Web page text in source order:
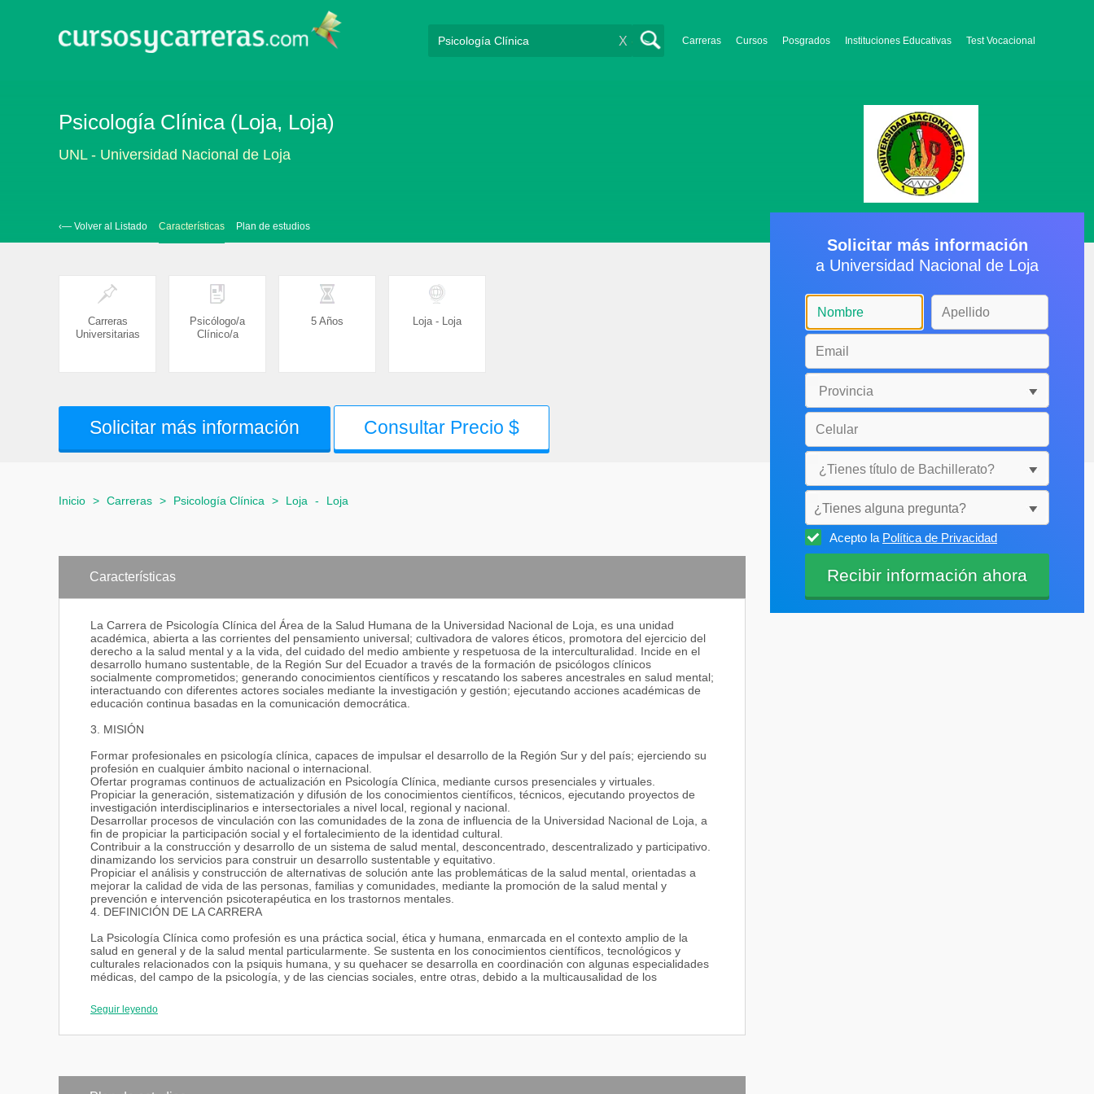
Carreras Cursos Posgrados Instituciones Educativas Test Vocacional
X
Psicología Clínica (Loja, Loja)
UNL - Universidad Nacional de Loja
‹— Volver al Listado Características Plan de estudios
Carreras
Universitarias
Psicólogo/a
Clínico/a
5 Años Loja - Loja
Solicitar más información Consultar Precio $
Inicio > Carreras > Psicología Clínica > Loja - Loja
Características
La Carrera de Psicología Clínica del Área de la Salud Humana de la Universidad Nacional de Loja, es una unidad
académica, abierta a las corrientes del pensamiento universal; cultivadora de valores éticos, promotora del ejercicio del
derecho a la salud mental y a la vida, del cuidado del medio ambiente y respetuosa de la interculturalidad. Incide en el
desarrollo humano sustentable, de la Región Sur del Ecuador a través de la formación de psicólogos clínicos
socialmente comprometidos; generando conocimientos científicos y rescatando los saberes ancestrales en salud mental;
interactuando con diferentes actores sociales mediante la investigación y gestión; ejecutando acciones académicas de
educación continua basadas en la comunicación democrática.
3. MISIÓN
Formar profesionales en psicología clínica, capaces de impulsar el desarrollo de la Región Sur y del país; ejerciendo su
profesión en cualquier ámbito nacional o internacional.
Ofertar programas continuos de actualización en Psicología Clínica, mediante cursos presenciales y virtuales.
Propiciar la generación, sistematización y difusión de los conocimientos científicos, técnicos, ejecutando proyectos de
investigación interdisciplinarios e intersectoriales a nivel local, regional y nacional.
Desarrollar procesos de vinculación con las comunidades de la zona de influencia de la Universidad Nacional de Loja, a
fin de propiciar la participación social y el fortalecimiento de la identidad cultural.
Contribuir a la construcción y desarrollo de un sistema de salud mental, desconcentrado, descentralizado y participativo.
dinamizando los servicios para construir un desarrollo sustentable y equitativo.
Propiciar el análisis y construcción de alternativas de solución ante las problemáticas de la salud mental, orientadas a
mejorar la calidad de vida de las personas, familias y comunidades, mediante la promoción de la salud mental y
prevención e intervención psicoterapéutica en los trastornos mentales.
4. DEFINICIÓN DE LA CARRERA
La Psicología Clínica como profesión es una práctica social, ética y humana, enmarcada en el contexto amplio de la
salud en general y de la salud mental particularmente. Se sustenta en los conocimientos científicos, tecnológicos y
culturales relacionados con la psiquis humana, y su quehacer se desarrolla en coordinación con algunas especialidades
médicas, del campo de la psicología, y de las ciencias sociales, entre otras, debido a la multicausalidad de los
Su hacer es la salud psicológica del ser humano, con enfoque integral, mediante la promoción de la salud mental, la
Seguir leyendo
Solicitar más información
a Universidad Nacional de Loja
¿Tienes alguna pregunta?
Selecciónala
Acepto la Política de Privacidad